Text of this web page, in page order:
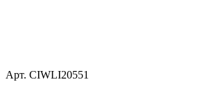
Арт. CIWLI20551